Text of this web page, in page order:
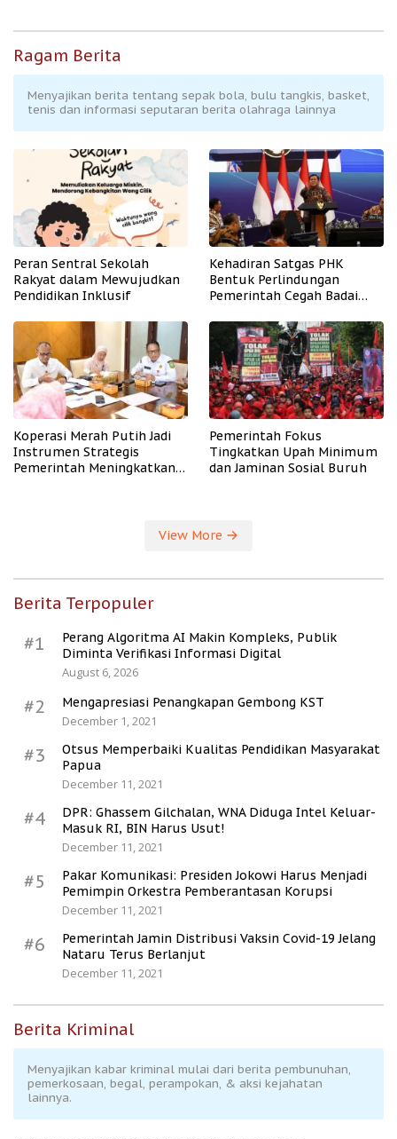
Ragam Berita
Menyajikan berita tentang sepak bola, bulu tangkis, basket,
tenis dan informasi seputaran berita olahraga lainnya
Peran Sentral Sekolah
Rakyat dalam Mewujudkan
Pendidikan Inklusif
Kehadiran Satgas PHK
Bentuk Perlindungan
Pemerintah Cegah Badai
Koperasi Merah Putih Jadi
Instrumen Strategis
Pemerintah Meningkatkan
Pemerintah Fokus
Tingkatkan Upah Minimum
dan Jaminan Sosial Buruh
View More
Berita Terpopuler
#1
Perang Algoritma AI Makin Kompleks, Publik
Diminta Verifikasi Informasi Digital
August 6, 2026
#2
Mengapresiasi Penangkapan Gembong KST
December 1, 2021
#3
Otsus Memperbaiki Kualitas Pendidikan Masyarakat
Papua
December 11, 2021
#4
DPR: Ghassem Gilchalan, WNA Diduga Intel Keluar-
Masuk RI, BIN Harus Usut!
December 11, 2021
#5
Pakar Komunikasi: Presiden Jokowi Harus Menjadi
Pemimpin Orkestra Pemberantasan Korupsi
December 11, 2021
#6
Pemerintah Jamin Distribusi Vaksin Covid-19 Jelang
Nataru Terus Berlanjut
December 11, 2021
Berita Kriminal
Menyajikan kabar kriminal mulai dari berita pembunuhan,
pemerkosaan, begal, perampokan, & aksi kejahatan
lainnya.